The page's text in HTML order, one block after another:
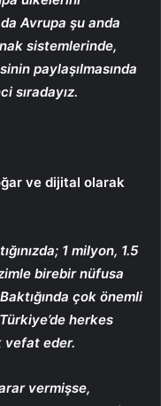
Avrupa şu anda
sistemlerinde,
paylaşılmasında
sıradayız.
ve dijital olarak
1 milyon, 1.5
birebir nüfusa
çok önemli
herkes
vefat eder.
vermişse,